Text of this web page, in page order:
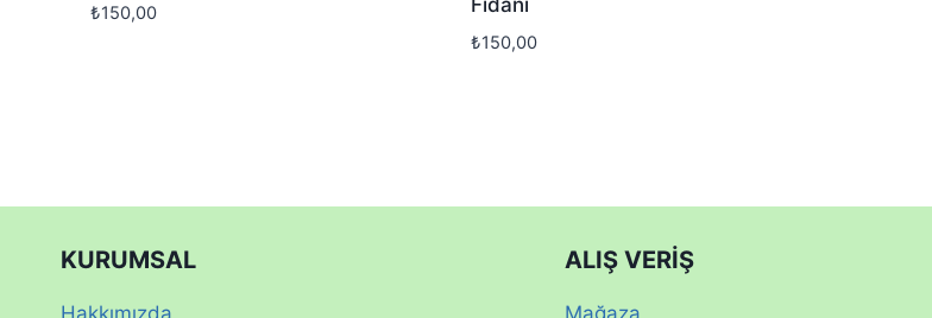
₺150,00
Fidanı
₺150,00
KURUMSAL
Hakkımızda
ALIŞ VERİŞ
Mağaza